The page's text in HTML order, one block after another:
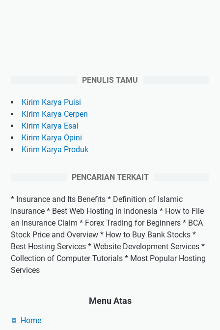
PENULIS TAMU
Kirim Karya Puisi
Kirim Karya Cerpen
Kirim Karya Esai
Kirim Karya Opini
Kirim Karya Produk
PENCARIAN TERKAIT
* Insurance and Its Benefits * Definition of Islamic
Insurance * Best Web Hosting in Indonesia * How to File
an Insurance Claim * Forex Trading for Beginners * BCA
Stock Price and Overview * How to Buy Bank Stocks *
Best Hosting Services * Website Development Services *
Collection of Computer Tutorials * Most Popular Hosting
Services
Menu Atas
Home